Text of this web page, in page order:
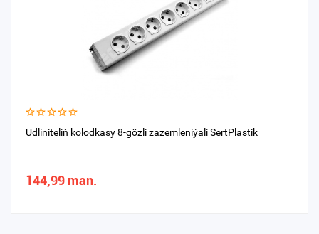
Udliniteliň kolodkasy 8-gözli zazemleniýali SertPlastik
144,99 man.